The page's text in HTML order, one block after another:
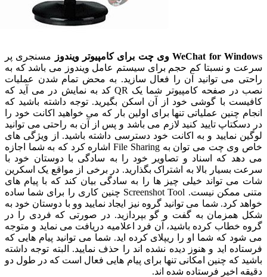
WeChat for وی چت برای کامپیوتر ویندوزمسنجری پر
و نسبتا کم حجم برای سیستم عامل ویندوز می باشد که به
می توانید آن را فعال سازید. به محض تمام شدن عملیات
نصب در صفحه کامپیوتر شما یک QR کد به نمایش در می آید که
با گوشی خود از آن اسکن بگیرید. توجه داشته باشید که
چنین عملیاتی تنها برای اولین بار که می خواهید اکانت خود را
تایید کنید لازم می باشد و پس از آن به راحتی می توانید
نمایید و به اکانت خود دسترسی داشته باشید. از ویژگی های
خاص وی چت می توان به File Sharing اشاره کرد که به شما اجازه
که اسناد و تصاویر خود را به سادگی با دوستان خود با
بسیار بالا به اشتراک بگذارید. در برخی از مواقع یک اسکرین
تواند خیلی چیز ها را به سادگی بیان کند که با پیام های
متنی ممکن نیست. Screenshot Tool چنین کاری را برای شما ساده
کرد‌. شما می توانید گروه نیز ایجاد نمایید وو با دوستان خود به
به گفت و گو بپردازید. در صورتی که فردی را در
کرده باشید، آن فرد اعلامیه دریافت می نماید و متوجه
که شما او را ریپلای کرده اید. شما می توانید پیام هایی که
اید و هنوز دیده نشده اند را حذف نمایید. البته توجه داشته
که چنین امکانی تنها برای پیام هایی فعال است که در طول دو
اخیر فرستاده شده اند.